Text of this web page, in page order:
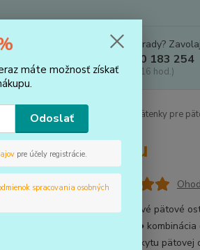
Neviete si rady?
+421 910 183 254
(Po-Pia, 8-16 hod.)
a pätičky Gélové podpätenky pre
ostrohu
Pre bolestivé pätové
jemný gél ●
mieste výskytu
máte možnosť získať
Odoslať
pre účely registrácie.
spracovania osobných